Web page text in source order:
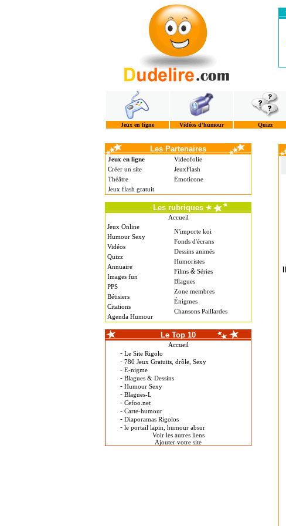
Jeux en ligne Vidéos d'humour Quizz
Les Partenaires
Jeux en ligne
Créer un site
Théâtre
Jeux flash gratuit
Videofolie
JeuxFlash
Emoticone
Les rubriques
Accueil
Jeux Online
Humour Sexy
Vidéos
Quizz
Annuaire
Images fun
PPS
Bétisiers
Citations
Agenda Humour
N'importe koi
Fonds d'écrans
Dessins animés
Humoristes
Films & Séries
Blagues
Zone membres
Énigmes
Chansons Paillardes
Le Top 10
Accueil
- Le Site Rigolo
- 780 Jeux Gratuits, drôle, Sexy
- E-nigme
- Blagues & Dessins
- Humour Sexy
- Blagues-L
- Cefoo.net
- Carte-humour
- Diaporamas Rigolos
- le portail lapin, humour absur
Voir les autres liens
Ajouter votre site